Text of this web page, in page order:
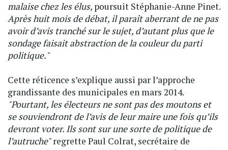
malaise chez les élus, poursuit Stéphanie-Anne Pinet.
Après huit mois de débat, il paraît aberrant de ne pas
avoir d’avis tranché sur le sujet, d’autant plus que le
sondage faisait abstraction de la couleur du parti
politique."
Cette réticence s’explique aussi par l’approche
grandissante des municipales en mars 2014.
"Pourtant, les électeurs ne sont pas des moutons et
se souviendront de l’avis de leur maire une fois qu’ils
devront voter. Ils sont sur une sorte de politique de
l’autruche"regrette Paul Colrat, secrétaire de